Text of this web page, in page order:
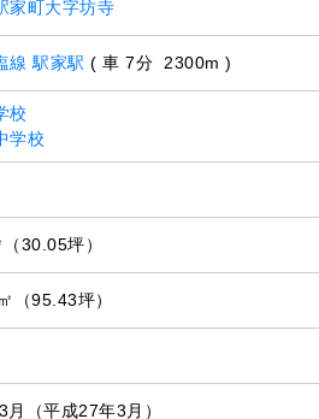
家町大字坊寺
線 駅家駅 ( 車 7分 2300m )
校
学校
30.05坪）
（95.43坪）
月（平成27年3月）